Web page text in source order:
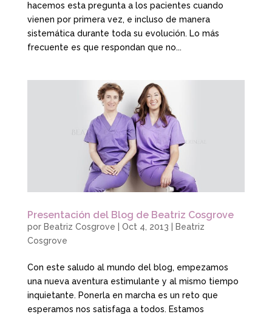
hacemos esta pregunta a los pacientes cuando
vienen por primera vez, e incluso de manera
sistemática durante toda su evolución. Lo más
frecuente es que respondan que no...
Presentación del Blog de Beatriz Cosgrove
por Beatriz Cosgrove | Oct 4, 2013 | Beatriz
Cosgrove
Con este saludo al mundo del blog, empezamos
una nueva aventura estimulante y al mismo tiempo
inquietante. Ponerla en marcha es un reto que
esperamos nos satisfaga a todos. Estamos